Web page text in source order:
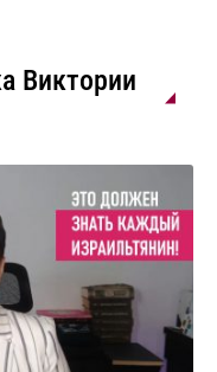
Виктории